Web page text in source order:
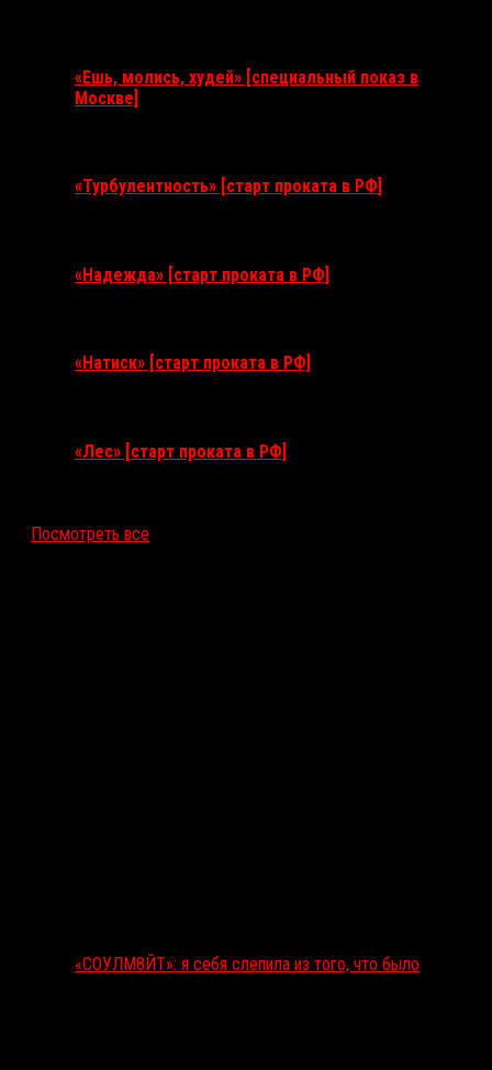
«Ешь, молись, худей» [специальный показ в
Москве]
«Турбулентность» [старт проката в РФ]
«Надежда» [старт проката в РФ]
«Натиск» [старт проката в РФ]
«Лес» [старт проката в РФ]
Посмотреть все
«СОУЛМ8ЙТ»: я себя слепила из того, что было